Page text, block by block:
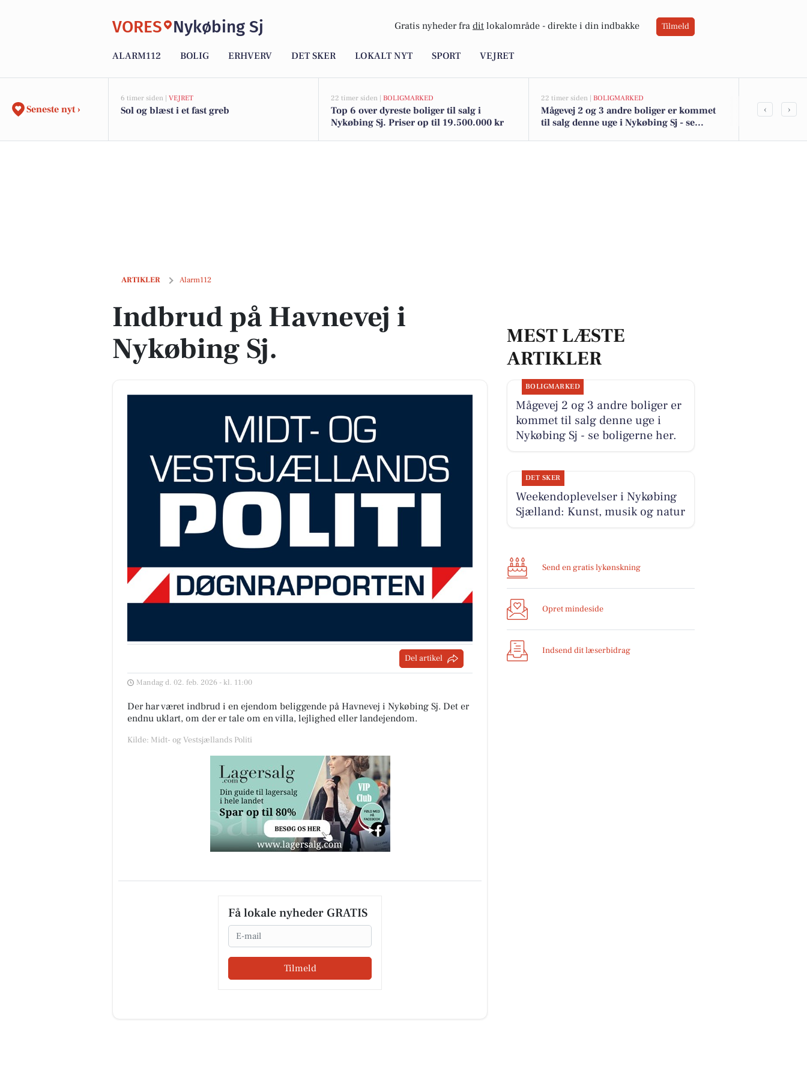
VORES Nykøbing Sj Gratis nyheder fra dit lokalområde - direkte i din indbakke Tilmeld
ALARM112 BOLIG ERHVERV DET SKER LOKALT NYT SPORT VEJRET
Seneste nyt ›
6 timer siden | VEJRET
Sol og blæst i et fast greb
22 timer siden | BOLIGMARKED
Top 6 over dyreste boliger til salg i
Nykøbing Sj. Priser op til 19.500.000 kr
22 timer siden | BOLIGMARKED
Mågevej 2 og 3 andre boliger er kommet
til salg denne uge i Nykøbing Sj - se
‹ ›
ARTIKLER Alarm112
Indbrud på Havnevej i Nykøbing Sj.
Indbrud på Havnevej i
Nykøbing Sj.
Del artikel
Mandag d. 02. feb. 2026 - kl. 11:00
Der har været indbrud i en ejendom beliggende på Havnevej i Nykøbing Sj. Det er
endnu uklart, om der er tale om en villa, lejlighed eller landejendom.
Kilde: Midt- og Vestsjællands Politi
Få lokale nyheder GRATIS
Email
Tilmeld
MEST LÆSTE
ARTIKLER
BOLIGMARKED
Mågevej 2 og 3 andre boliger er
kommet til salg denne uge i
Nykøbing Sj - se boligerne her.
DET SKER
Weekendoplevelser i Nykøbing
Sjælland: Kunst, musik og natur
Send en gratis lykønskning
Opret mindeside
Indsend dit læserbidrag